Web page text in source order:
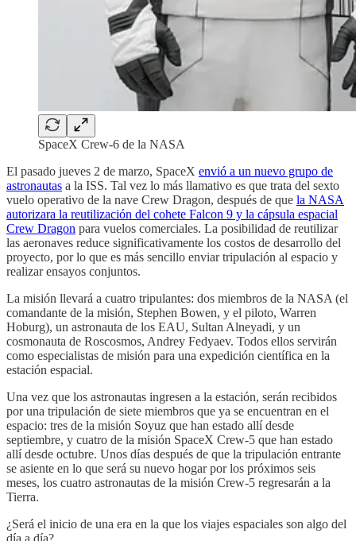
SpaceX Crew-6 de la NASA
El pasado jueves 2 de marzo, SpaceX envió a un nuevo grupo de
astronautas a la ISS. Tal vez lo más llamativo es que trata del sexto
vuelo operativo de la nave Crew Dragon, después de que la NASA
autorizara la reutilización del cohete Falcon 9 y la cápsula espacial
Crew Dragon para vuelos comerciales. La posibilidad de reutilizar
las aeronaves reduce significativamente los costos de desarrollo del
proyecto, por lo que es más sencillo enviar tripulación al espacio y
realizar ensayos conjuntos.
La misión llevará a cuatro tripulantes: dos miembros de la NASA (el
comandante de la misión, Stephen Bowen, y el piloto, Warren
Hoburg), un astronauta de los EAU, Sultan Alneyadi, y un
cosmonauta de Roscosmos, Andrey Fedyaev. Todos ellos servirán
como especialistas de misión para una expedición científica en la
estación espacial.
Una vez que los astronautas ingresen a la estación, serán recibidos
por una tripulación de siete miembros que ya se encuentran en el
espacio: tres de la misión Soyuz que han estado allí desde
septiembre, y cuatro de la misión SpaceX Crew-5 que han estado
allí desde octubre. Unos días después de que la tripulación entrante
se asiente en lo que será su nuevo hogar por los próximos seis
meses, los cuatro astronautas de la misión Crew-5 regresarán a la
Tierra.
¿Será el inicio de una era en la que los viajes espaciales son algo del